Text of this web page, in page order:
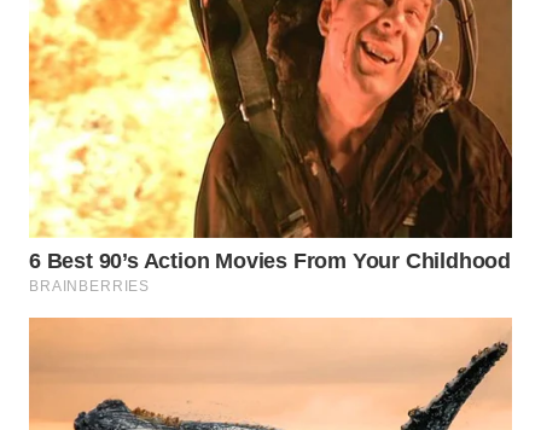
WN
SAMOSIR
WN
PADANG
LAWAS
WN
SUMEDANG
WN
KEPULAUAN